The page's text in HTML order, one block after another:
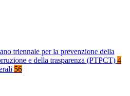
triennale per la prevenzione della
e della trasparenza (PTPCT) 4
56